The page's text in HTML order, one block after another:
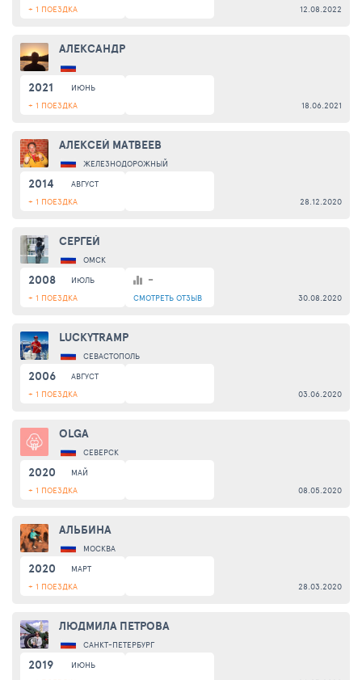
+ 1 ПОЕЗДКА
12.08.2022
АЛЕКСАНДР
2021
ИЮНЬ
+ 1 ПОЕЗДКА
18.06.2021
АЛЕКСЕЙ МАТВЕЕВ
ЖЕЛЕЗНОДОРОЖНЫЙ
2014
АВГУСТ
+ 1 ПОЕЗДКА
28.12.2020
СЕРГЕЙ
ОМСК
2008
ИЮЛЬ
+ 1 ПОЕЗДКА
-
СМОТРЕТЬ ОТЗЫВ 30.08.2020
LUCKYTRAMP
СЕВАСТОПОЛЬ
2006
АВГУСТ
+ 1 ПОЕЗДКА
03.06.2020
OLGA
СЕВЕРСК
2020
МАЙ
+ 1 ПОЕЗДКА
08.05.2020
АЛЬБИНА
МОСКВА
2020
МАРТ
+ 1 ПОЕЗДКА
28.03.2020
ЛЮДМИЛА ПЕТРОВА
САНКТ-ПЕТЕРБУРГ
2019
ИЮНЬ